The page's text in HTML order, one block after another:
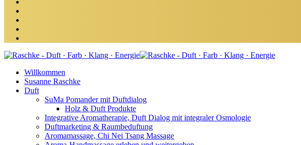
Willkommen
Susanne Raschke
Duft
SuMa Pomander mit Duftdialog
Holz & Duft Produkte
Integrative Aromatherapie, Duft Dialog mit integraler Osmologie
Duftmarketing & Raumbeduftung
Aromamassage, Chi Nei Tsang Massage